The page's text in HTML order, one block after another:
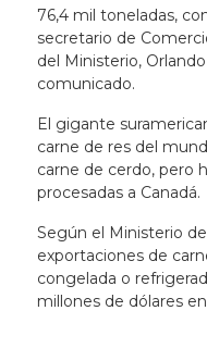
76,4 mil toneladas,
secretario de
del Ministerio,
comunicado.
El gigante
carne de res del
carne de cerdo, pero
procesadas a Canadá.
Según el Ministerio
exportaciones de
congelada o
millones de dólares en